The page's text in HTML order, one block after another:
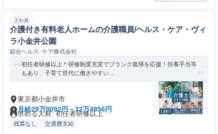
正社員
介護付き有料老人ホームの介護職員/ヘルス・ケア・ヴィ
ラ小金井公園
綜合ヘルス･ケア株式会社
初任者研修以上＊研修制度充実でブランク復帰を応援！扶養手当等
もあり、子育て世代に働きやすい...
東京都小金井市
月給29万9092円～32万4856円
求める人材: 初任者研修以上
残業なし 交通費支給